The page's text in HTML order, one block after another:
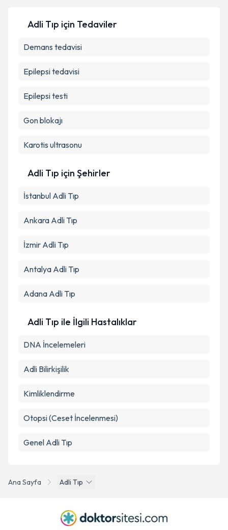
Kişisel verilerimin işlenmesine ilişkin
Metni
Takvim Talebini Gönder
Ana Sayfa Adli Tıp
Adli Tıp için Tedaviler
Demans tedavisi
Epilepsi tedavisi
Epilepsi testi
Gon blokajı
Karotis ultrasonu
Adli Tıp için Şehirler
İstanbul Adli Tıp
Ankara Adli Tıp
İzmir Adli Tıp
Antalya Adli Tıp
Adana Adli Tıp
Adli Tıp ile İlgili Hastalıklar
DNA İncelemeleri
Adli Bilirkişilik
Kimliklendirme
Otopsi (Ceset İncelenmesi)
Genel Adli Tıp